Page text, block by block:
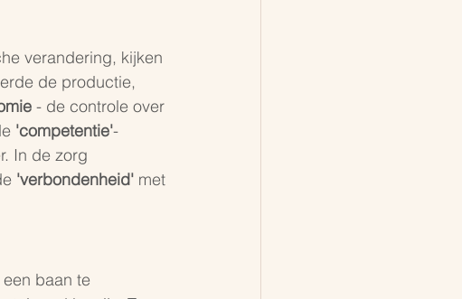
verandering, kijken
de productie,
- de controle over
'competentie'-
In de zorg
'verbondenheid' met
baan te